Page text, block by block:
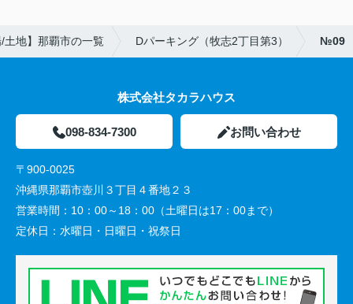
土地】那覇市の一覧 Dパーキング（牧志2丁目第3） №09
株式会社タカラハウス
098-834-7300 お問い合わせ
〒900-0025
沖縄県那覇市壺川３丁目４番地２３
営業時間： 10：00～18：00（土曜日は17：00まで）
定休日： 水曜日・日曜日・祝祭日